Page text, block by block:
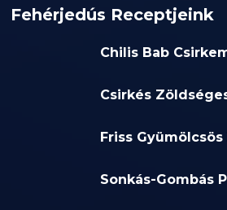
Fehérjedús Receptjeink
Chilis Bab
Csirkés
Friss Gyümölcsös
Sonkás-Gombás